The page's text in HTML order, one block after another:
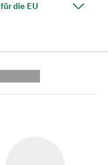
die EU